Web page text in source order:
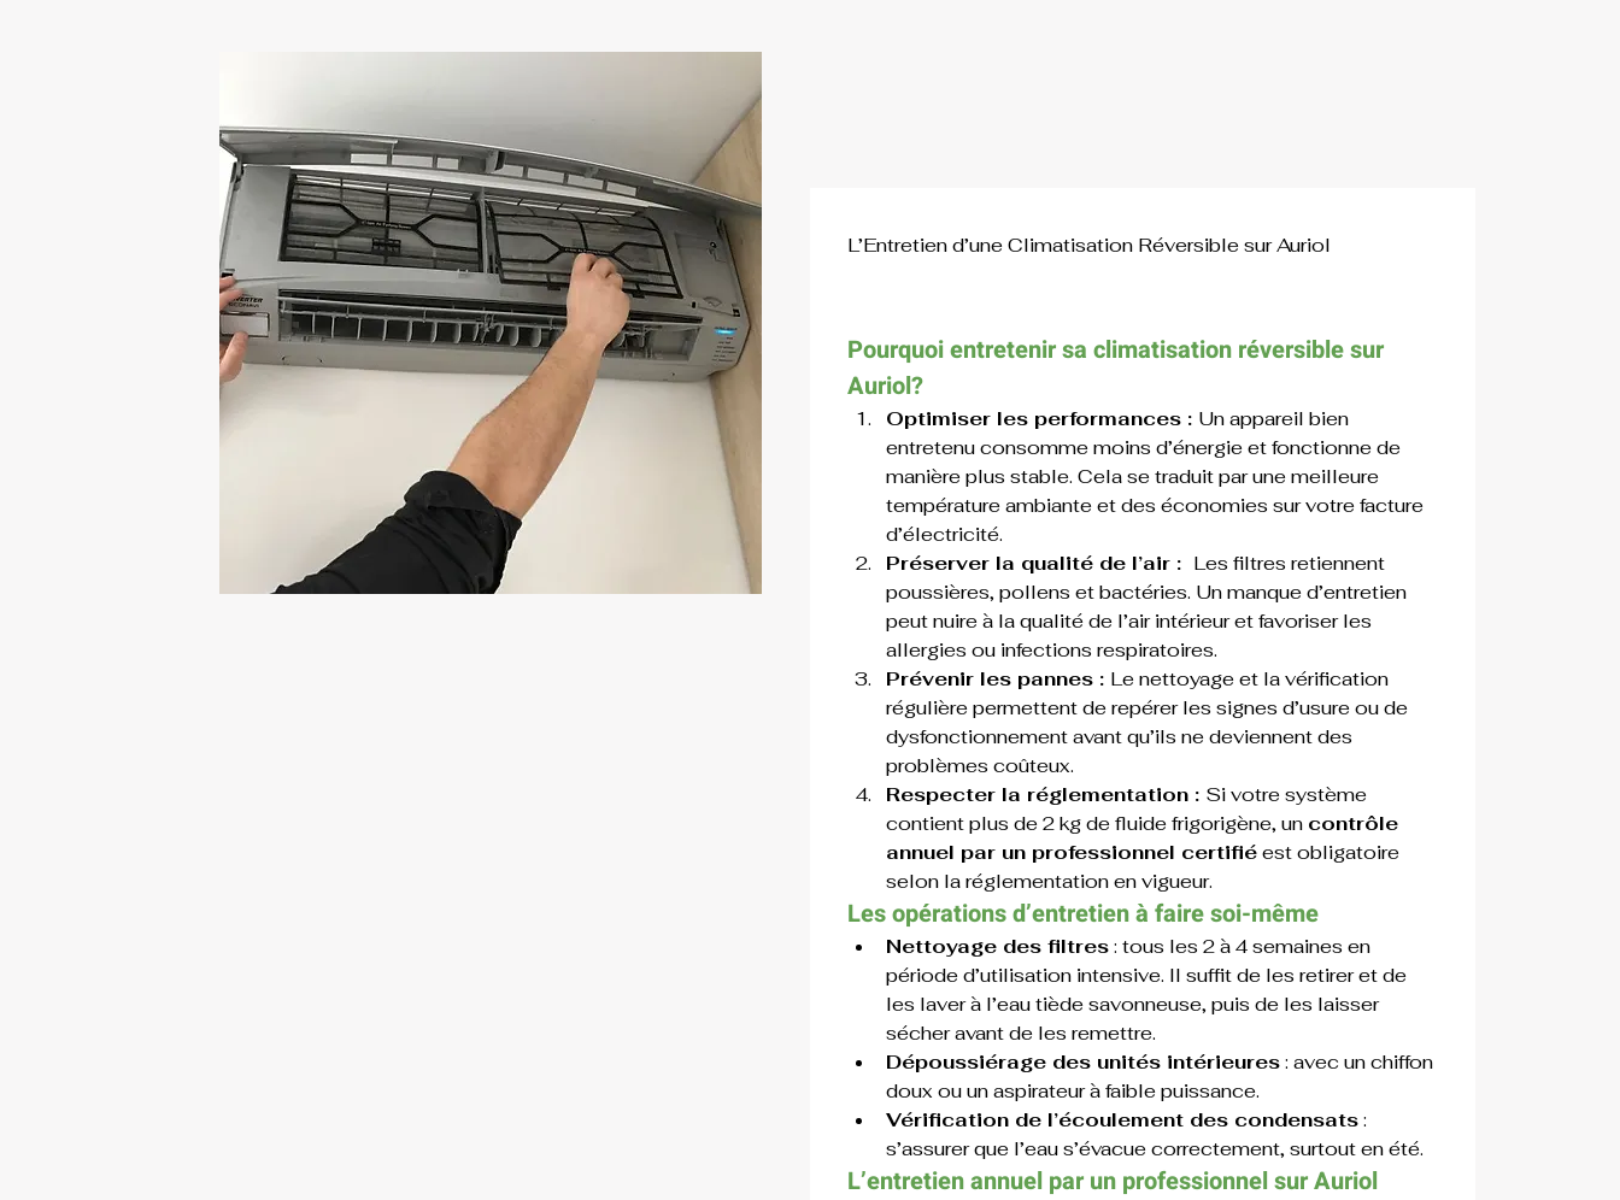
L’Entretien d’une Climatisation Réversible sur Auriol
Pourquoi entretenir sa climatisation réversible sur
Auriol?
Optimiser les performances : Un appareil bien
entretenu consomme moins d’énergie et fonctionne de
manière plus stable. Cela se traduit par une meilleure
température ambiante et des économies sur votre facture
d’électricité.
Préserver la qualité de l’air : Les filtres retiennent
poussières, pollens et bactéries. Un manque d’entretien
peut nuire à la qualité de l’air intérieur et favoriser les
allergies ou infections respiratoires.
Prévenir les pannes : Le nettoyage et la vérification
régulière permettent de repérer les signes d’usure ou de
dysfonctionnement avant qu’ils ne deviennent des
problèmes coûteux.
Respecter la réglementation : Si votre système
contient plus de 2 kg de fluide frigorigène, un contrôle
annuel par un professionnel certifié est obligatoire
selon la réglementation en vigueur.
Les opérations d’entretien à faire soi-même
Nettoyage des filtres : tous les 2 à 4 semaines en
période d’utilisation intensive. Il suffit de les retirer et de
les laver à l’eau tiède savonneuse, puis de les laisser
sécher avant de les remettre.
Dépoussiérage des unités intérieures : avec un chiffon
doux ou un aspirateur à faible puissance.
Vérification de l’écoulement des condensats :
s’assurer que l’eau s’évacue correctement, surtout en été.
L’entretien annuel par un professionnel sur Auriol